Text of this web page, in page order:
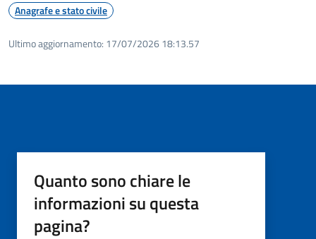
Anagrafe e stato civile
Ultimo aggiornamento: 17/07/2026 18:13.57
Quanto sono chiare le
informazioni su questa
pagina?